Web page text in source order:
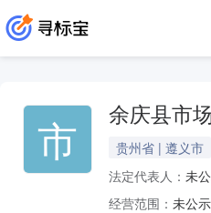
市 余庆县市
贵州省 | 遵义市
法定代表人： 未
经营范围： 未公示